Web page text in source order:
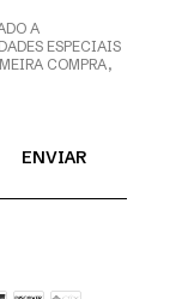
A
ESPECIAIS
COMPRA,